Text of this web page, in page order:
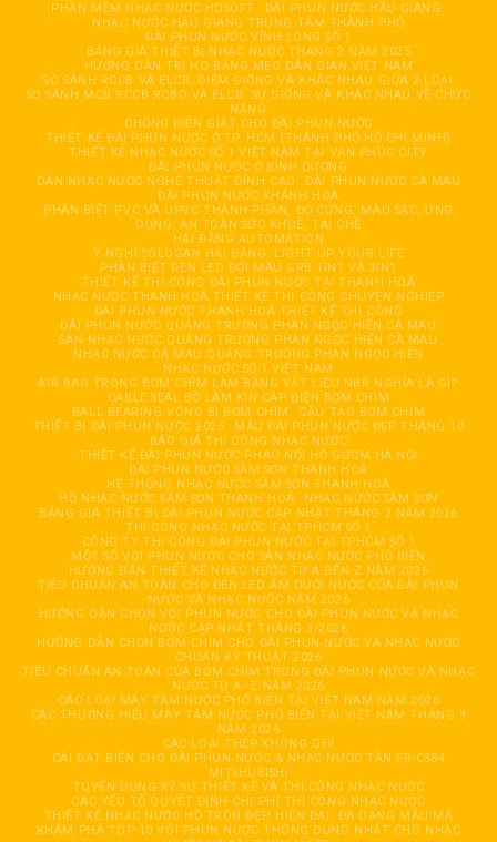
PHẦN MỀM NHẠC NƯỚC HDSOFT
ĐÀI PHUN NƯỚC HÂỤ GIANG
NHẠC NƯỚC HẬU GIANG TRUNG TÂM THÀNH PHỐ
ĐÀI PHUN NƯỚC VĨNH LONG SỐ 1
BẢNG GIÁ THIẾT BỊ NHẠC NƯỚC THÁNG 2 NĂM 2025
HƯỚNG DẪN TRỊ HO BẰNG MẸO DÂN GIAN VIỆT NAM
SO SÁNH RCCB VÀ ELCB, ĐIỂM GIỐNG VÀ KHÁC NHAU GIỮA 2 LOẠI
SO SÁNH MCB RCCB RCBO VÀ ELCB: SỰ GIỐNG VÀ KHÁC NHAU VỀ CHỨC
NĂNG
CHỐNG ĐIỆN GIẬT CHO ĐÀI PHUN NƯỚC
THIẾT KẾ ĐÀI PHUN NƯỚC Ở TP. HCM (THÀNH PHỐ HỒ CHÍ MINH)
THIẾT KẾ NHẠC NƯỚC SỐ 1 VIỆT NAM TẠI VẠN PHÚC CITY
ĐÀI PHUN NƯỚC Ở BÌNH DƯƠNG
DÀN NHẠC NƯỚC NGHỆ THUẬT ĐỈNH CAO
ĐÀI PHUN NƯỚC CÀ MAU
ĐÀI PHUN NƯỚC KHÁNH HOÀ
PHÂN BIỆT PVC VÀ UPVC THÀNH PHẦN, ĐỘ CỨNG, MÀU SẮC, ỨNG
DỤNG, AN TOÀN SỨC KHOẺ, TÁI CHẾ
HẢI ĐĂNG AUTOMATION
Ý NGHĨ SOLOGAN HẢI ĐĂNG: LIGHT UP YOUR LIFE
PHÂN BIỆT ĐÈN LED ĐỔI MÀU GRB 1IN1 VÀ 3IN1
THIẾT KẾ THI CÔNG ĐÀI PHUN NƯỚC TẠI THANH HOÁ
NHẠC NƯỚC THANH HOÁ THIẾT KẾ THI CÔNG CHUYÊN NGHIỆP
ĐÀI PHUN NƯỚC THANH HOÁ THIẾT KẾ THI CÔNG
ĐÀI PHUN NƯỚC QUẢNG TRƯỜNG PHAN NGỌC HIỂN CÀ MAU
SÀN NHẠC NƯỚC QUẢNG TRƯỜNG PHAN NGỌC HIỂN CÀ MAU
NHẠC NƯỚC CÀ MAU QUẢNG TRƯỜNG PHAN NGỌC HIỂN
NHẠC NƯỚC SỐ 1 VIỆT NAM
AIR BAG TRONG BƠM CHÌM LÀM BẰNG VẬT LIỆU NBR NGHĨA LÀ GÌ?
CABLE SEAL BỘ LÀM KÍN CÁP ĐIỆN BƠM CHÌM
BALL BEARING VÒNG BI BƠM CHÌM
CẦU TẠO BƠM CHÌM
THIẾT BỊ ĐÀI PHUN NƯỚC 2025
MẪU ĐÀI PHUN NƯỚC ĐẸP THÁNG 10
BÁO GIÁ THI CÔNG NHẠC NƯỚC
THIẾT KẾ ĐÀI PHUN NƯỚC PHAO NỔI HỒ GƯƠM HÀ NỘI
ĐÀI PHUN NƯỚC SẦM SƠN THANH HOÁ
HỆ THỐNG NHẠC NƯỚC SẦM SƠN THANH HOÁ
HỒ NHẠC NƯỚC SẦM SƠN THANH HOÁ
NHẠC NƯỚC SẦM SƠN
BẢNG GIÁ THIẾT BỊ ĐÀI PHUN NƯỚC CẬP NHẬT THÁNG 2 NĂM 2026
THI CÔNG NHẠC NƯỚC TẠI TPHCM SỐ 1
CÔNG TY THI CÔNG ĐÀI PHUN NƯỚC TẠI TPHCM SỐ 1
MỘT SỐ VÒI PHUN NƯỚC CHO SÀN NHẠC NƯỚC PHỔ BIẾN
HƯỚNG DẪN THIẾT KẾ NHẠC NƯỚC TỪ A ĐẾN Z NĂM 2026
TIÊU CHUẨN AN TOÀN CHO ĐÈN LED ÂM DƯỚI NƯỚC CỦA ĐÀI PHUN
NƯỚC VÀ NHẠC NƯỚC NĂM 2026
HƯỚNG DẪN CHỌN VÒI PHUN NƯỚC CHO ĐÀI PHUN NƯỚC VÀ NHẠC
NƯỚC CẬP NHẬT THÁNG 3/2026
HƯỚNG DẪN CHỌN BƠM CHÌM CHO ĐÀI PHUN NƯỚC VÀ NHẠC NƯỚC
CHUẨN KỸ THUẬT 2026
TIÊU CHUẨN AN TOÀN CỦA BƠM CHÌM TRONG ĐÀI PHUN NƯỚC VÀ NHẠC
NƯỚC TỪ A–Z NĂM 2026
CÁC LOẠI MÁY TĂM NƯỚC PHỔ BIẾN TẠI VIỆT NAM NĂM 2026
CÁC THƯƠNG HIỆU MÁY TĂM NƯỚC PHỔ BIẾN TẠI VIỆT NAM THÁNG 3
NĂM 2026
CÁC LOẠI THÉP KHÔNG GHỈ
CÀI ĐẶT BIẾN CHO ĐÀI PHUN NƯỚC & NHẠC NƯỚC TẦN FR-CS84
MITSHUBISHI
TUYỂN DỤNG KỸ SƯ THIẾT KẾ VÀ THI CÔNG NHẠC NƯỚC
CÁC YẾU TỐ QUYẾT ĐỊNH CHI PHÍ THI CÔNG NHẠC NƯỚC
THIẾT KẾ NHẠC NƯỚC HỒ TRÒN ĐẸP, HIỆN ĐẠI, ĐA DẠNG MẪU MÃ
KHÁM PHÁ TOP 10 VÒI PHUN NƯỚC THÔNG DỤNG NHẤT CHO NHẠC